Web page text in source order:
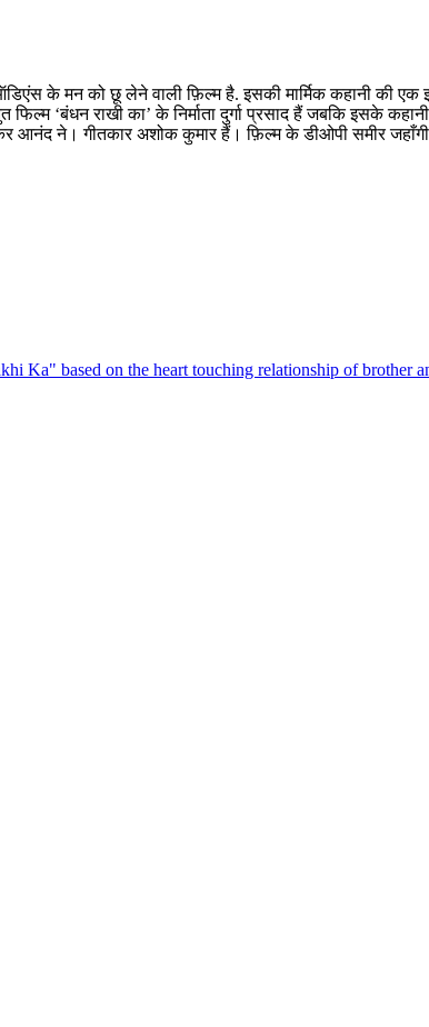
के मन को छू लेने वाली फ़िल्म है. इसकी मार्मिक कहानी की
‘बंधन राखी का’ के निर्माता दुर्गा प्रसाद हैं जबकि इसके
ने। गीतकार अशोक कुमार हैं। फ़िल्म के डीओपी समीर
Ka" based on the heart touching relationship of brother